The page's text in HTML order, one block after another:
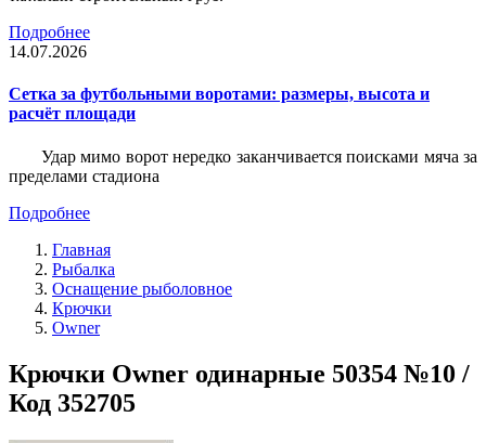
Подробнее
14.07.2026
Сетка за футбольными воротами: размеры, высота и
расчёт площади
Удар мимо ворот нередко заканчивается поисками мяча за
пределами стадиона
Подробнее
Главная
Рыбалка
Оснащение рыболовное
Крючки
Owner
Крючки Owner одинарные 50354 №10 /
Код 352705